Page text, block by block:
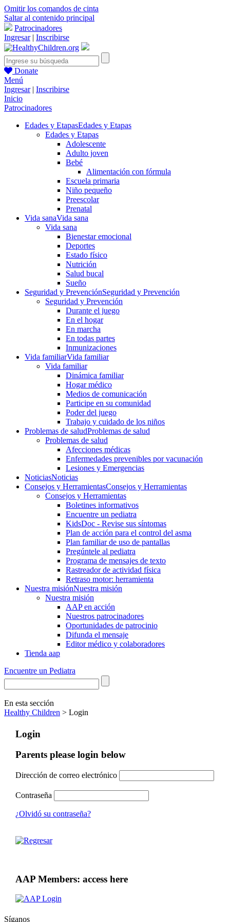
Omitir los comandos de cinta
Saltar al contenido principal
Patrocinadores
Ingresar| Inscribirse
Donate
Menú
Ingresar| Inscribirse
Inicio
Patrocinadores
Edades y EtapasEdades y Etapas
Edades y Etapas
Adolescente
Adulto joven
Bebé
Alimentación con fórmula
Escuela primaria
Niño pequeño
Preescolar
Prenatal
Vida sanaVida sana
Vida sana
Bienestar emocional
Deportes
Estado físico
Nutrición
Salud bucal
Sueño
Seguridad y PrevenciónSeguridad y Prevención
Seguridad y Prevención
Durante el juego
En el hogar
En marcha
En todas partes
Inmunizaciones
Vida familiarVida familiar
Vida familiar
Dinámica familiar
Hogar médico
Medios de comunicación
Participe en su comunidad
Poder del juego
Trabajo y cuidado de los niños
Problemas de saludProblemas de salud
Problemas de salud
Afecciones médicas
Enfermedades prevenibles por vacunación
Lesiones y Emergencias
NoticiasNoticias
Consejos y HerramientasConsejos y Herramientas
Consejos y Herramientas
Boletines informativos
Encuentre un pediatra
KidsDoc - Revise sus síntomas
Plan de acción para el control del asma
Plan familiar de uso de pantallas
Pregúntele al pediatra
Programa de mensajes de texto
Rastre​​ador de activida​d física
Retraso motor: herramienta
Nuestra misiónNuestra misión
Nuestra misión
AAP en acción
Nuestros patrocinadores
Oportunidades de patrocinio
Difunda el mensaje
Editor médico y colaboradores
Tienda aap
Encuentre un Pediatra
En esta sección
Healthy Children > Login
Login
Parents please login below
Dirección de correo electrónico
Contraseña
¿Olvidó su contraseña?
AAP Members: access here
Síganos